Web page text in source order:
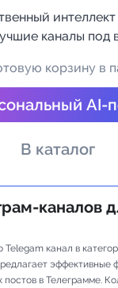
каналов
каналы
корзину в
AI-
В каталог
каналов
канал в
эффективные
в Телеграмме.